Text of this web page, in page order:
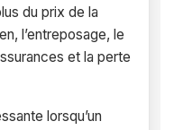
du prix de la
l’entreposage, le
et la perte
lorsqu’un